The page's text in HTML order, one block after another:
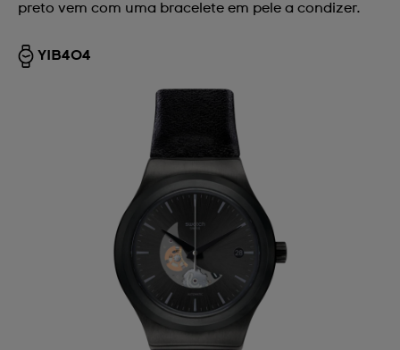
preto vem com uma bracelete em pele a condizer.
YIB404